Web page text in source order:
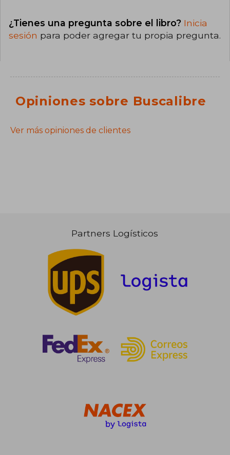
¿Tienes una pregunta sobre el libro? Inicia
sesión para poder agregar tu propia pregunta.
Opiniones sobre Buscalibre
Ver más opiniones de clientes
Partners Logísticos